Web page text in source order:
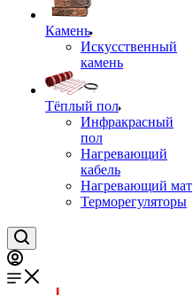
Камень
Искусственный
камень
Тёплый пол
Инфракрасный
пол
Нагревающий
кабель
Нагревающий мат
Терморегуляторы